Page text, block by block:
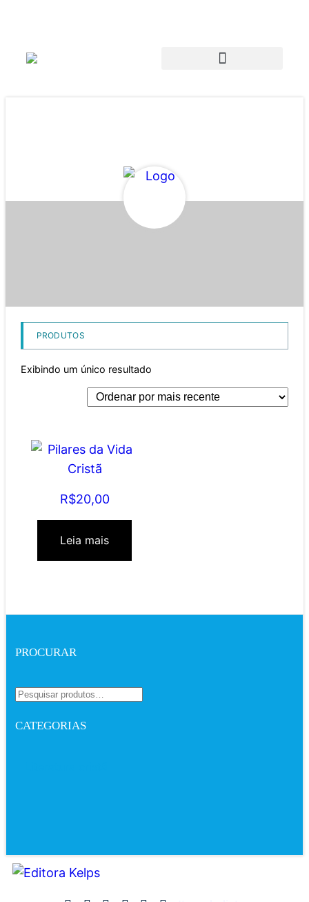
PRODUTOS
Exibindo um único resultado
R$20,00
Leia mais
PROCURAR
CATEGORIAS